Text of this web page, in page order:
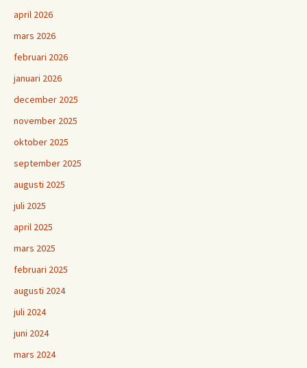
april 2026
mars 2026
februari 2026
januari 2026
december 2025
november 2025
oktober 2025
september 2025
augusti 2025
juli 2025
april 2025
mars 2025
februari 2025
augusti 2024
juli 2024
juni 2024
mars 2024